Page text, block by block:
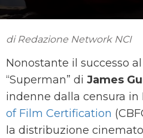
di Redazione Network NCI
Nonostante il successo
“Superman” di James
indenne dalla censura in
of Film Certification
la distribuzione